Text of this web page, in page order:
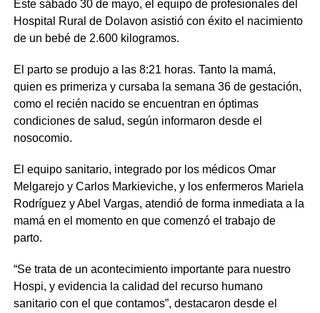
Este sábado 30 de mayo, el equipo de profesionales del
Hospital Rural de Dolavon asistió con éxito el nacimiento
de un bebé de 2.600 kilogramos.
El parto se produjo a las 8:21 horas. Tanto la mamá,
quien es primeriza y cursaba la semana 36 de gestación,
como el recién nacido se encuentran en óptimas
condiciones de salud, según informaron desde el
nosocomio.
El equipo sanitario, integrado por los médicos Omar
Melgarejo y Carlos Markieviche, y los enfermeros Mariela
Rodríguez y Abel Vargas, atendió de forma inmediata a la
mamá en el momento en que comenzó el trabajo de
parto.
“Se trata de un acontecimiento importante para nuestro
Hospi, y evidencia la calidad del recurso humano
sanitario con el que contamos”, destacaron desde el